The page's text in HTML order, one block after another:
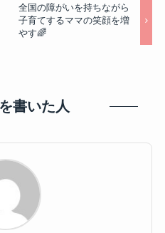
全国の障がいを持ちながら
子育てするママの笑顔を増
やす🌈
書いた人